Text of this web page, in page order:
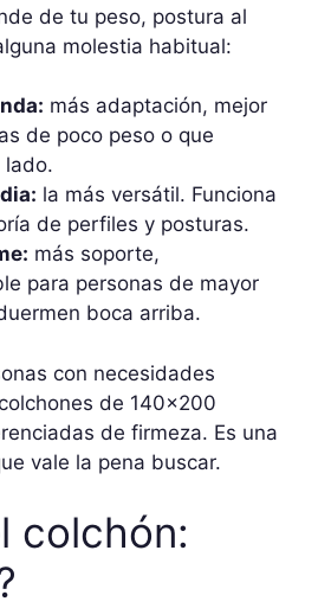
de tu peso, postura al
molestia habitual:
más adaptación, mejor
de poco peso o que
lado.
la más versátil. Funciona
de perfiles y posturas.
más soporte,
para personas de mayor
boca arriba.
con necesidades
de 140×200
de firmeza. Es una
vale la pena buscar.
colchón: